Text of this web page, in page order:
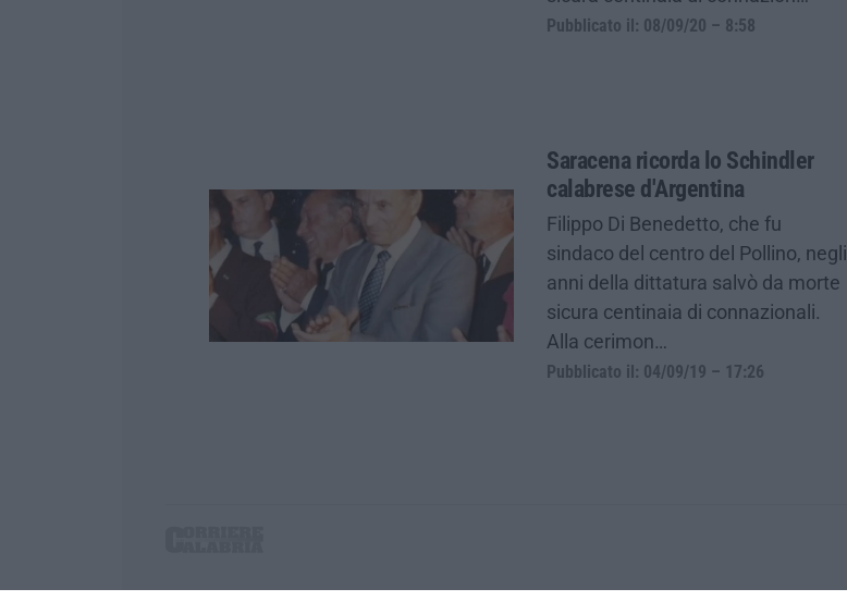
Pubblicato il: 08/09/20 – 8:58
Saracena ricorda lo Schindler
calabrese d'Argentina
Filippo Di Benedetto, che fu
sindaco del centro del Pollino, negli
anni della dittatura salvò da morte
sicura centinaia di connazionali.
Alla cerimon…
Pubblicato il: 04/09/19 – 17:26